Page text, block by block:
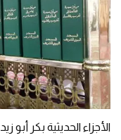
الأجزاء الحديثية بكر أبو زيد